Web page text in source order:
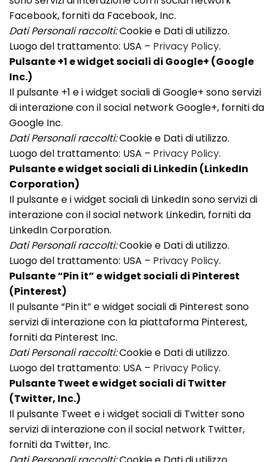
Facebook, forniti da Facebook, Inc.
Dati Personali raccolti:Cookie e Dati di utilizzo.
Luogo del trattamento: USA – Privacy Policy.
Pulsante +1 e widget sociali di Google+ (Google
Inc.)
Il pulsante +1 e i widget sociali di Google+ sono servizi
di interazione con il social network Google+, forniti da
Google Inc.
Dati Personali raccolti:Cookie e Dati di utilizzo.
Luogo del trattamento: USA – Privacy Policy.
Pulsante e widget sociali di Linkedin (LinkedIn
Corporation)
Il pulsante e i widget sociali di LinkedIn sono servizi di
interazione con il social network Linkedin, forniti da
LinkedIn Corporation.
Dati Personali raccolti:Cookie e Dati di utilizzo.
Luogo del trattamento: USA – Privacy Policy.
Pulsante “Pin it” e widget sociali di Pinterest
(Pinterest)
Il pulsante “Pin it” e widget sociali di Pinterest sono
servizi di interazione con la piattaforma Pinterest,
forniti da Pinterest Inc.
Dati Personali raccolti:Cookie e Dati di utilizzo.
Luogo del trattamento: USA – Privacy Policy.
Pulsante Tweet e widget sociali di Twitter
(Twitter, Inc.)
Il pulsante Tweet e i widget sociali di Twitter sono
servizi di interazione con il social network Twitter,
forniti da Twitter, Inc.